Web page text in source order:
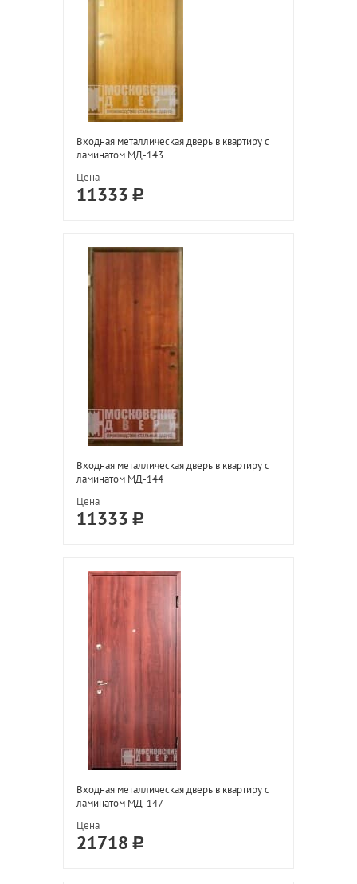
Входная металлическая дверь в квартиру с
ламинатом МД-143
Цена
11333
Входная металлическая дверь в квартиру с
ламинатом МД-144
Цена
11333
Входная металлическая дверь в квартиру с
ламинатом МД-147
Цена
21718